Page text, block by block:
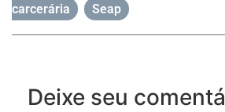
carcerária
Seap
Deixe seu